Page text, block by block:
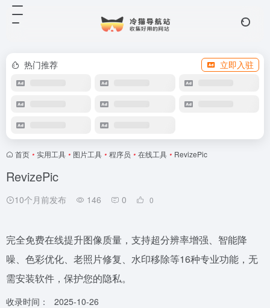
热门推荐 立即入驻
首页 • 实用工具 • 图片工具 • 程序员 • 在线工具 • RevizePic
RevizePic
10个月前发布 146 0 0
完全免费在线提升图像质量，支持超分辨率增强、智能降
噪、色彩优化、老照片修复、水印移除等16种专业功能，无
需安装软件，保护您的隐私。
收录时间： 2025-10-26